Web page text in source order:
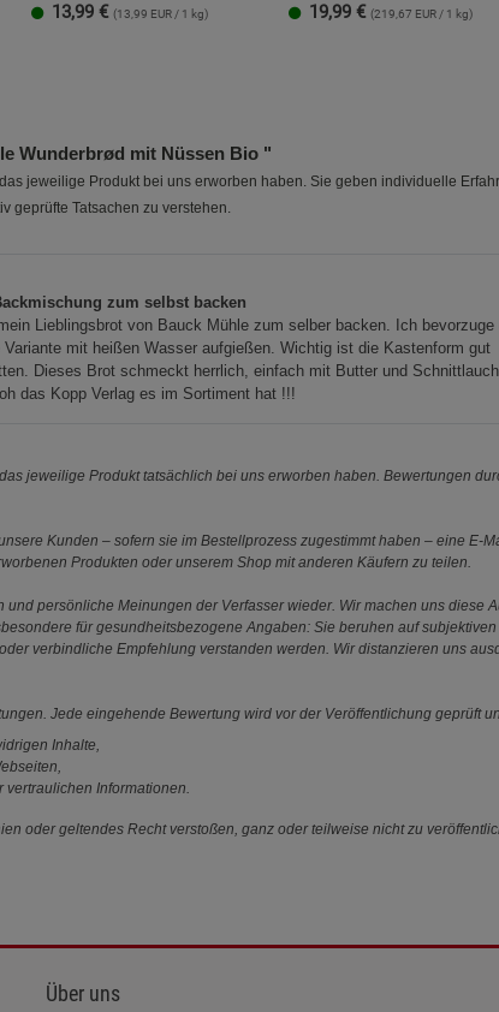
13,99 € (13,99 EUR / 1 kg) 19,99 € (219,67 EUR / 1 kg)
Wunderbrød mit Nüssen Bio "
jeweilige Produkt bei uns erworben haben. Sie geben individuelle
geprüfte Tatsachen zu verstehen.
zum selbst backen
Lieblingsbrot von Bauck Mühle zum selber backen. Ich bevorzuge
Variante mit heißen Wasser aufgießen. Wichtig ist die Kastenform gut
Dieses Brot schmeckt herrlich, einfach mit Butter und
das Kopp Verlag es im Sortiment hat !!!
jeweilige Produkt tatsächlich bei uns erworben haben. Bewertungen
Kunden – sofern sie im Bestellprozess zugestimmt haben – eine E-
Produkten oder unserem Shop mit anderen Käufern zu teilen.
persönliche Meinungen der Verfasser wieder. Wir machen uns diese
für gesundheitsbezogene Angaben: Sie beruhen auf
verbindliche Empfehlung verstanden werden. Wir distanzieren uns
Jede eingehende Bewertung wird vor der Veröffentlichung geprüft
Inhalte,
Informationen.
oder geltendes Recht verstoßen, ganz oder teilweise nicht zu
Über uns